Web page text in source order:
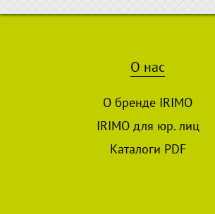
О нас
О бренде IRIMO
IRIMO для юр. лиц
Каталоги PDF